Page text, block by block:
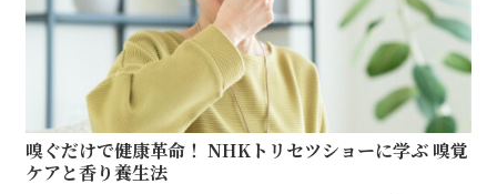
嗅ぐだけで健康革命！ NHKトリセツショーに学ぶ 嗅覚
ケアと香り養生法